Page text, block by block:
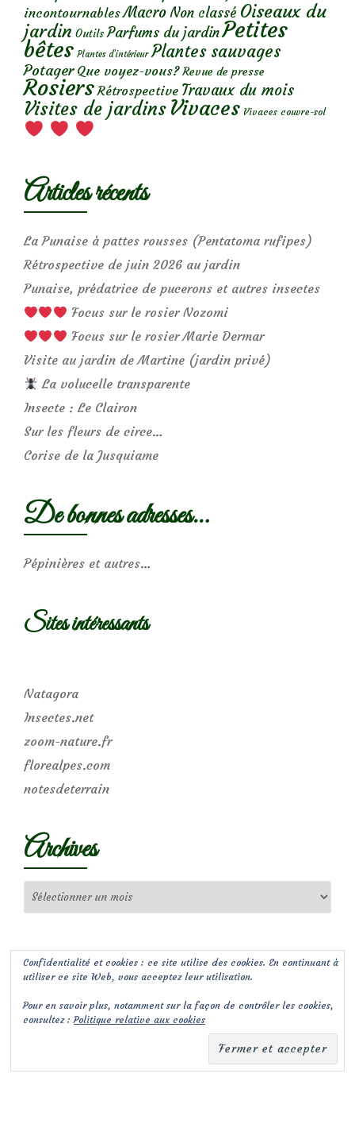
incontournables Macro Non classé Oiseaux du
jardin Outils Parfums du jardinPetites
bêtes Plantes d’intérieur Plantes sauvages
Potager Que voyez-vous? Revue de presse
Rosiers Rétrospective Travaux du mois
Visites de jardins Vivaces Vivaces couvre-sol
Articles récents
La Punaise à pattes rousses (Pentatoma rufipes)
Rétrospective de juin 2026 au jardin
Punaise, prédatrice de pucerons et autres insectes
Focus sur le rosier Nozomi
Focus sur le rosier Marie Dermar
Visite au jardin de Martine (jardin privé)
La volucelle transparente
Insecte : Le Clairon
Sur les fleurs de circe…
Corise de la Jusquiame
De bonnes adresses…
Pépinières et autres…
Sites intéressants
Natagora
Insectes.net
zoom-nature.fr
florealpes.com
notesdeterrain
Archives
Confidentialité et cookies : ce site utilise des cookies. En continuant à
utiliser ce site Web, vous acceptez leur utilisation.
Pour en savoir plus, notamment sur la façon de contrôler les cookies,
consultez :Politique relative aux cookies